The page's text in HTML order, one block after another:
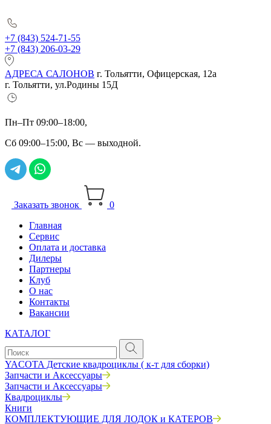
+7 (843) 524-71-55
+7 (843) 206-03-29
АДРЕСА САЛОНОВ г. Тольятти, Офицерская, 12а
г. Тольятти, ул.Родины 15Д
Пн–Пт 09:00–18:00,
Сб 09:00–15:00, Вс — выходной.
Заказать звонок
0
Главная
Сервис
Оплата и доставка
Дилеры
Партнеры
Клуб
О нас
Контакты
Вакансии
КАТАЛОГ
YACOTA Детские квадроциклы ( к-т для сборки)
Запчасти и Аксессуары
Запчасти и Аксессуары
Квадроциклы
Книги
КОМПЛЕКТУЮЩИЕ ДЛЯ ЛОДОК и КАТЕРОВ